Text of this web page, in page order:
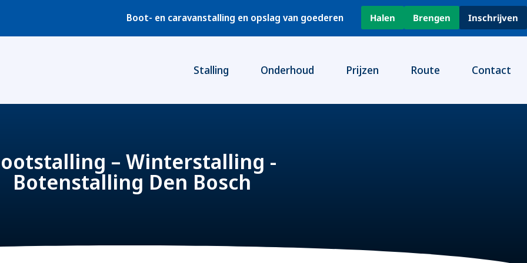
Inschrijven
Brengen
Halen
Boot- en caravanstalling en opslag van goederen
Stalling Onderhoud Prijzen Route Contact
– Winterstalling -
Botenstalling Den Bosch